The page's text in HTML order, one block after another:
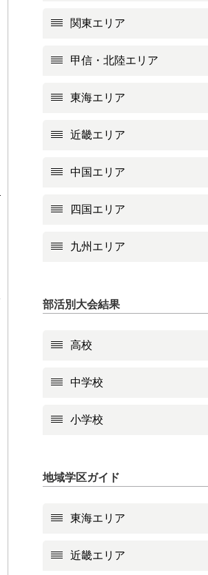
関東エリア
甲信・北陸エリア
東海エリア
近畿エリア
中国エリア
四国エリア
九州エリア
部活別大会結果
高校
中学校
小学校
地域学区ガイド
東海エリア
近畿エリア